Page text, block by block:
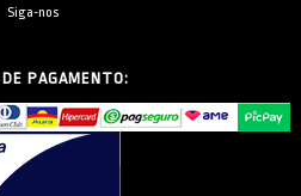
Siga-nos
DE PAGAMENTO: